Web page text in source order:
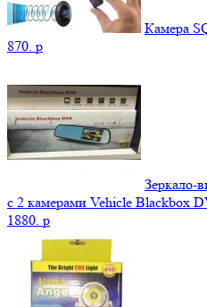
Камера
870. p
Зеркало-
с 2 камерами Vehicle Blackbox
1880. p